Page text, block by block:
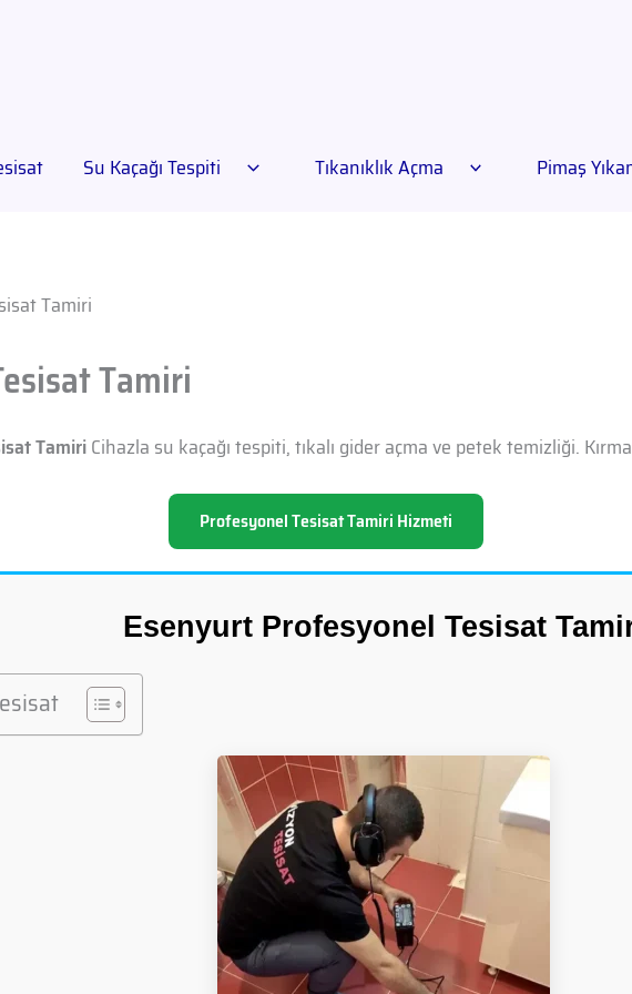
Su Kaçağı Tespiti Tıkanıklık Açma Pimaş
Tamiri
Tamiri
TamiriCihazla su kaçağı tespiti, tıkalı gider açma ve petek temizliği.
Profesyonel Tesisat Tamiri Hizmeti
Esenyurt Profesyonel Tesisat